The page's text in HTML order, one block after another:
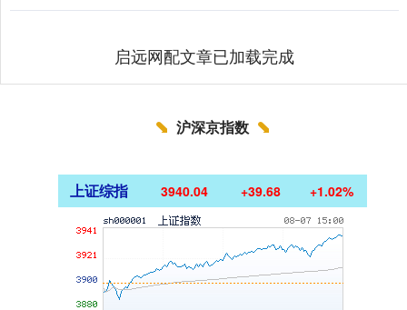
启远网配文章已加载完成
沪深京指数
上证综指 3940.04 +39.68 +1.02%